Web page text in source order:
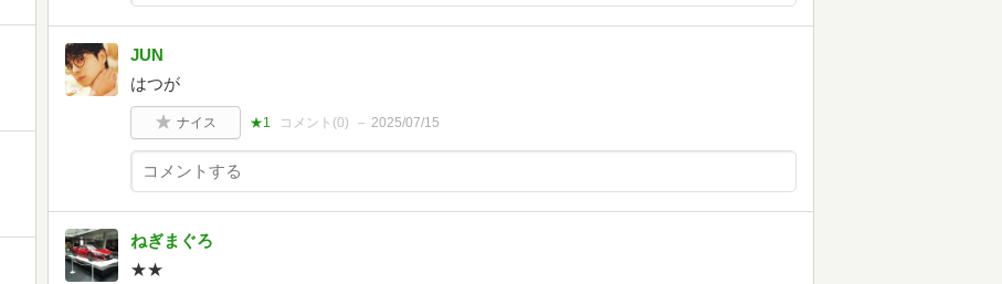
JUN
はつが
ナイス ★1 コメント(0) 2025/07/15
ねぎまぐろ
★★